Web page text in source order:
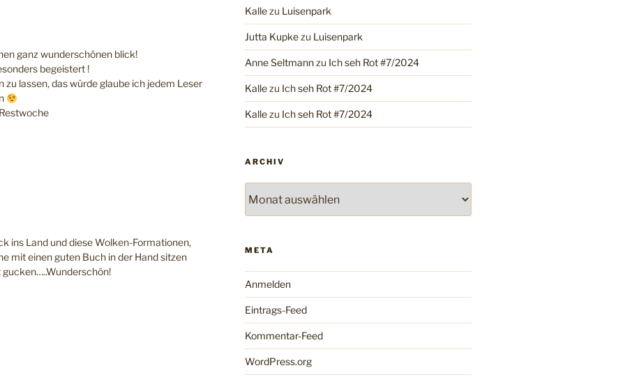
ganz wunderschönen blick!
begeistert !
zu lassen, das würde glaube ich jedem Leser
ins Land und diese Wolken-Formationen,
mit einen guten Buch in der Hand sitzen
Kallezu Luisenpark
Jutta Kupkezu Luisenpark
Anne Seltmannzu Ich seh Rot #7/2024
Kallezu Ich seh Rot #7/2024
Kallezu Ich seh Rot #7/2024
ARCHIV
META
Anmelden
Eintrags-Feed
Kommentar-Feed
WordPress.org